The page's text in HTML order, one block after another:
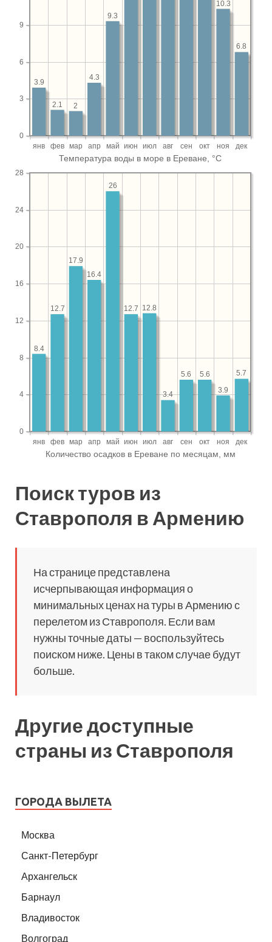
Поиск туров из
Ставрополя в Армению
На странице представлена
исчерпывающая информация о
минимальных ценах на туры в Армению с
перелетом из Ставрополя. Если вам
нужны точные даты — воспользуйтесь
поиском ниже. Цены в таком случае будут
больше.
Другие доступные
страны из Ставрополя
ГОРОДА ВЫЛЕТА
Москва
Санкт-Петербург
Архангельск
Барнаул
Владивосток
Волгоград